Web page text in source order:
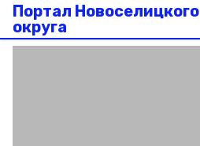
Портал Новоселицкого
округа